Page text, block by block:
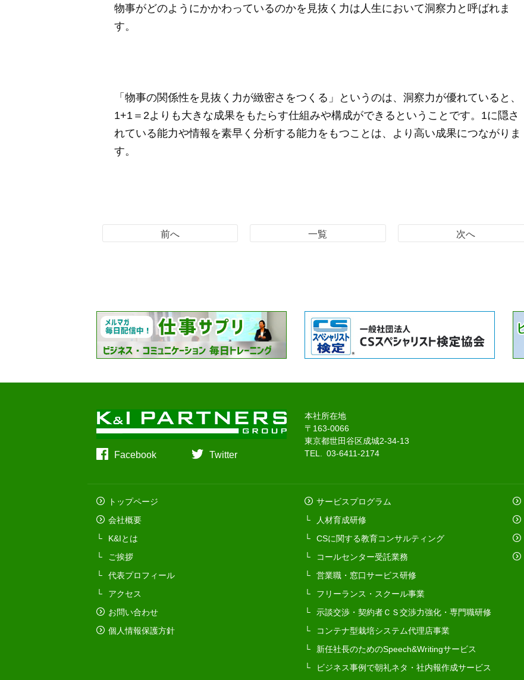
物事がどのようにかかわっているのかを見抜く力は人生において洞察力と呼ばれま
す。
「物事の関係性を見抜く力が緻密さをつくる」というのは、洞察力が優れていると、
1+1＝2よりも大きな成果をもたらす仕組みや構成ができるということです。1に隠さ
れている能力や情報を素早く分析する能力をもつことは、より高い成果につながりま
す。
前へ 一覧 次へ
Facebook Twitter
本社所在地
〒163-0066
東京都世田谷区成城2-34-13
TEL. 03-6411-2174
トップページ
会社概要
K&Iとは
ご挨拶
代表プロフィール
アクセス
お問い合わせ
個人情報保護方針
サービスプログラム
人材育成研修
CSに関する教育コンサルティング
コールセンター受託業務
営業職・窓口サービス研修
フリーランス・スクール事業
示談交渉・契約者ＣＳ交渉力強化・専門職研修
コンテナ型栽培システム代理店事業
新任社長のためのSpeech&Writingサービス
ビジネス事例で朝礼ネタ・社内報作成サービス